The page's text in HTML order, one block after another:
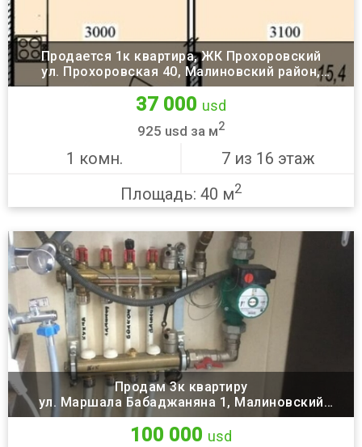
Продается 1к квартира, ЖК Прохоровский
ул. Прохоровская 40, Малиновский район,
Одесса
37 000 usd
925 usd за м2
1 комн.
7 из 16 этаж
Площадь: 40 м2
Продам 3к квартиру
ул. Маршала Бабаджаняна 1, Малиновский
район, Одесса
100 000 usd